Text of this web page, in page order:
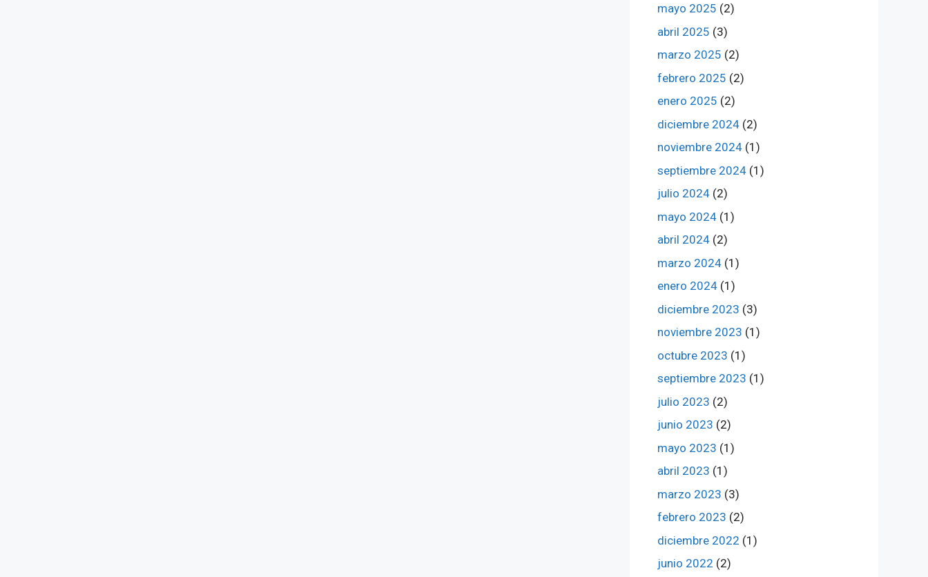
mayo 2025 (2)
abril 2025 (3)
marzo 2025 (2)
febrero 2025 (2)
enero 2025 (2)
diciembre 2024 (2)
noviembre 2024 (1)
septiembre 2024 (1)
julio 2024 (2)
mayo 2024 (1)
abril 2024 (2)
marzo 2024 (1)
enero 2024 (1)
diciembre 2023 (3)
noviembre 2023 (1)
octubre 2023 (1)
septiembre 2023 (1)
julio 2023 (2)
junio 2023 (2)
mayo 2023 (1)
abril 2023 (1)
marzo 2023 (3)
febrero 2023 (2)
diciembre 2022 (1)
junio 2022 (2)